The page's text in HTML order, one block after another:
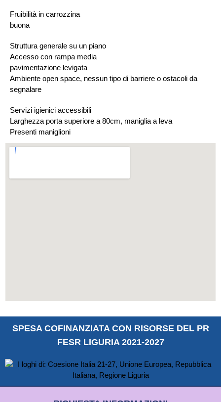
Fruibilità in carrozzina
buona
Struttura generale su un piano
Accesso con rampa media
pavimentazione levigata
Ambiente open space, nessun tipo di barriere o ostacoli da
segnalare
Servizi igienici accessibili
Larghezza porta superiore a 80cm, maniglia a leva
Presenti maniglioni
SPESA COFINANZIATA CON RISORSE DEL PR
FESR LIGURIA 2021-2027